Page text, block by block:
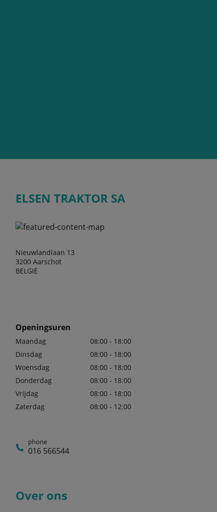
ELSEN TRAKTOR SA
Nieuwlandlaan 13
3200 Aarschot
BELGIË
Openingsuren
Maandag
08:00 - 18:00
Dinsdag
08:00 - 18:00
Woensdag
08:00 - 18:00
Donderdag
08:00 - 18:00
Vrijdag
08:00 - 18:00
Zaterdag
08:00 - 12:00
phone
016 566544
Over ons